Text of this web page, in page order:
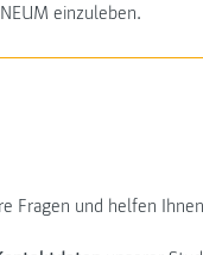
einzuleben.
Fragen und helfen